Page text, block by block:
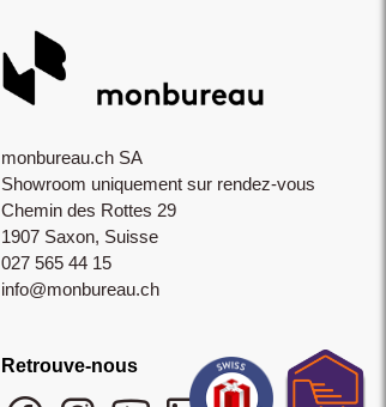
monbureau.ch SA
Showroom uniquement sur rendez-vous
Chemin des Rottes 29
1907 Saxon, Suisse
027 565 44 15
info@monbureau.ch
Retrouve-nous
Facebook monbureau
Instagram monbureau
YouTube monbureau
LinkedIn monbureau